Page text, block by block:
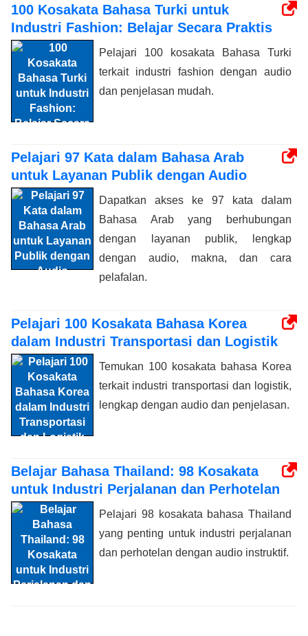
100 Kosakata Bahasa Turki untuk
Industri Fashion: Belajar Secara Praktis
Pelajari 100 kosakata Bahasa Turki
terkait industri fashion dengan audio
dan penjelasan mudah.
Pelajari 97 Kata dalam Bahasa Arab
untuk Layanan Publik dengan Audio
Dapatkan akses ke 97 kata dalam
Bahasa Arab yang berhubungan
dengan layanan publik, lengkap
dengan audio, makna, dan cara
pelafalan.
Pelajari 100 Kosakata Bahasa Korea
dalam Industri Transportasi dan Logistik
Temukan 100 kosakata bahasa Korea
terkait industri transportasi dan logistik,
lengkap dengan audio dan penjelasan.
Belajar Bahasa Thailand: 98 Kosakata
untuk Industri Perjalanan dan Perhotelan
Pelajari 98 kosakata bahasa Thailand
yang penting untuk industri perjalanan
dan perhotelan dengan audio instruktif.